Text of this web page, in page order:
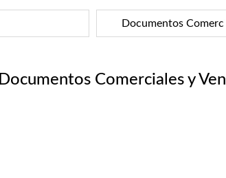
Documentos Comerciales y